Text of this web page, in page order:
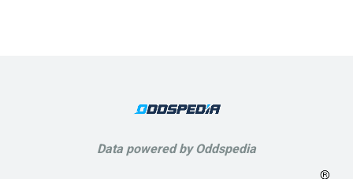
Data powered by Oddspedia